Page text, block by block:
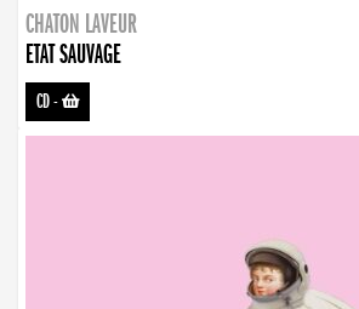
CHATON LAVEUR
ETAT SAUVAGE
CD-